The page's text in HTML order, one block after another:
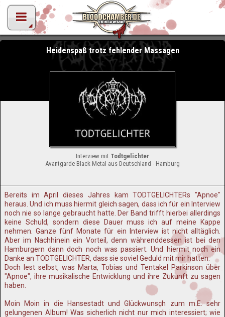
Heidenspaß trotz fehlender Massagen
Interview mit Todtgelichter
Avantgarde Black Metal aus Deutschland - Hamburg
Bereits im April dieses Jahres kam TODTGELICHTERs "Apnoe"
heraus. Und ich muss hiermit gleich sagen, dass ich für ein Interview
noch nie so lange gebraucht hatte. Der Band trifft hierbei allerdings
keine Schuld, sondern diese Dauer muss ich auf meine Kappe
nehmen. Ganze fünf Monate für ein Interview ist nicht alltäglich.
Aber im Nachhinein ein Vorteil, denn währenddessen ist bei den
Hamburgern dann doch noch was passiert. Und hiermit noch ein
Danke an TODTGELICHTER, dass sie soviel Geduld mit mir hatten.
Doch lest selbst, was Marta, Tobias und Tentakel Parkinson über
"Apnoe", ihre musikalische Entwicklung und ihre Zukunft zu sagen
haben.
Moin Moin in die Hansestadt und Glückwunsch zum m.E. sehr
gelungenen Album! Was sicherlich nicht nur mich interessiert; wie